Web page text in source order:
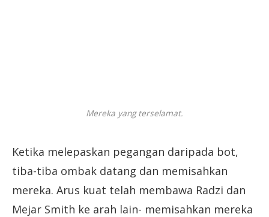
Mereka yang terselamat.
Ketika melepaskan pegangan daripada bot,
tiba-tiba ombak datang dan memisahkan
mereka. Arus kuat telah membawa Radzi dan
Mejar Smith ke arah lain- memisahkan mereka